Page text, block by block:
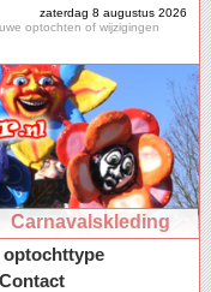
zaterdag 8 augustus 2026
optochten of wijzigingen
Carnavalskleding
optochttype
Contact